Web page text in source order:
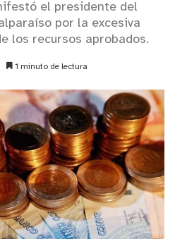
el presidente del
por la excesiva
los recursos aprobados.
1 minuto de lectura